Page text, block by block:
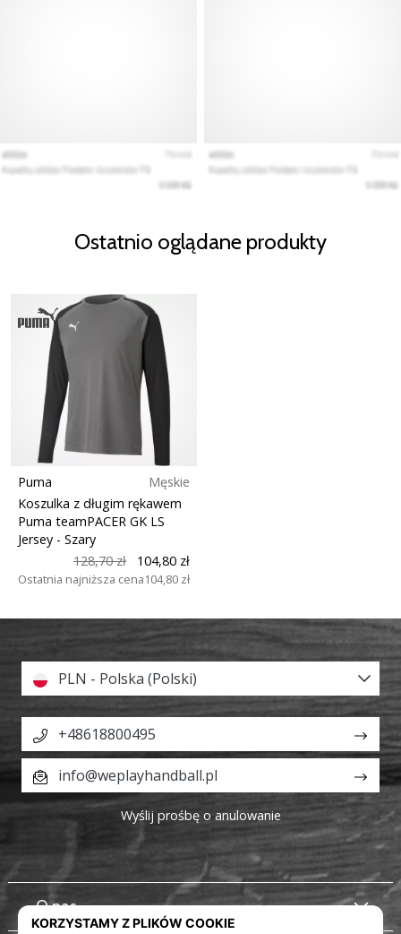
Ostatnio oglądane produkty
Puma
Męskie
Koszulka z długim rękawem
Puma teamPACER GK LS
Jersey - Szary
128,70 zł
104,80 zł
Ostatnia najniższa cena104,80 zł
O nas
PLN - Polska (Polski)
+48618800495
info@weplayhandball.pl
Wyślij prośbę o anulowanie